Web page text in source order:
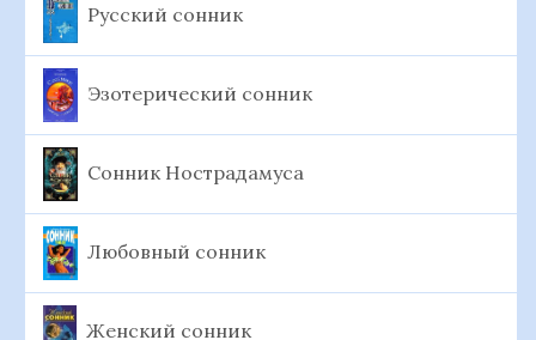
Русский сонник
Эзотерический сонник
Сонник Нострадамуса
Любовный сонник
Женский сонник